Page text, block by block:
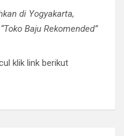
di Yogyakarta,
Baju Rekomended”
klik link berikut